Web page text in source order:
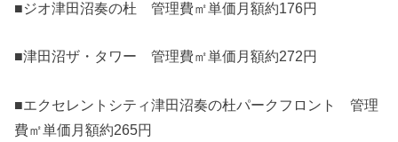
■ジオ津田沼奏の杜 管理費㎡単価月額約176円
■津田沼ザ・タワー 管理費㎡単価月額約272円
■エクセレントシティ津田沼奏の杜パークフロント 管理
費㎡単価月額約265円